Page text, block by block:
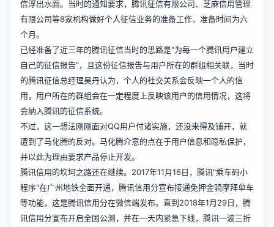
信浮出水面。当时的通知要求，腾讯征信有限公司、芝麻信用管理
有限公司等8家机构做好个人征信业务的准备工作，准备时间为六
个月。
已经准备了近三年的腾讯征信当时的思路是"为每一个腾讯用户建立
自己的征信报告"，且这份征信报告与用户所在的群组相关联，当时
的腾讯征信总经理吴丹认为，个人的社交关系会反映一个人的信
用，用户所在的群组会在一定程度上反映该用户的信用情况，这将
会纳入腾讯的征信系统。
不过，这一想法刚刚面对QQ用户付诸实施，还没来得及铺开，就
遭到了马化腾的反对。马化腾介意的点在于用户信息和隐私保护，
并以此为理由要求产品停止开发。
腾讯信用的坎坷之路还在继续。2017年11月16日，腾讯"乘车码小
程序"在广州地铁全面开通，腾讯信用分宣布接通免押金骑摩拜单车
等功能，这是腾讯信用分在微信端发布。直到2018年1月29日，腾
讯信用分宣布开启全国公测，并在一天内紧急下线，腾讯一波三折